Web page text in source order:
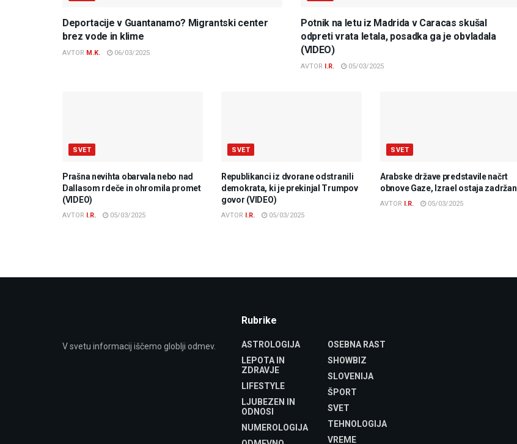
Deportacije v Guantanamo? Migrantski center
brez vode in klime
AVTOR M.K. 06/03/2025
Potnik na letu iz Madrida v Caracas skušal
odpreti vrata letala, posadka ga je obvladala
(VIDEO)
AVTOR I.R. 05/03/2025
SVET
Prašna nevihta obarvala nebo nad
Dallasom rdeče in ohromila promet
(VIDEO)
AVTOR I.R. 05/03/2025
SVET
Republikanci iz dvorane odstranili
demokrata, ki je prekinjal Trumpov
govor (VIDEO)
AVTOR I.R. 05/03/2025
SVET
Arabske države predstavile načrt
obnove Gaze, Izrael ostaja zadržan
AVTOR I.R. 05/03/2025
V svetu informacij iščemo globlji odmev.
Rubrike
ASTROLOGIJA
LEPOTA IN
ZDRAVJE
LIFESTYLE
LJUBEZEN IN
ODNOSI
NUMEROLOGIJA
OSEBNA RAST
SHOWBIZ
SLOVENIJA
ŠPORT
SVET
TEHNOLOGIJA
VREME